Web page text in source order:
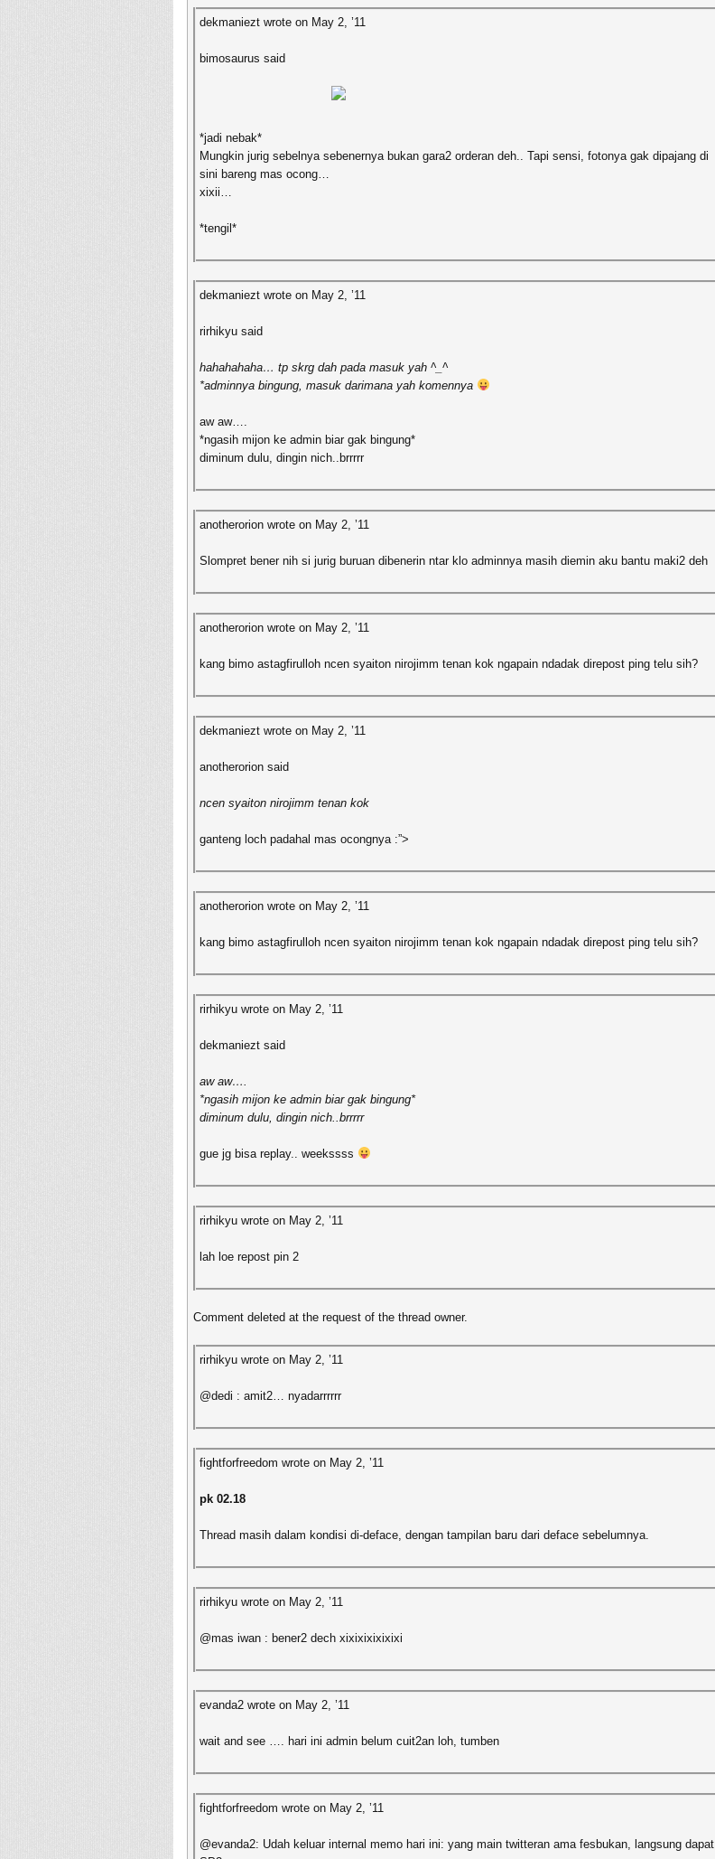
dekmaniezt wrote on May 2, ’11
bimosaurus said
*jadi nebak*
Mungkin jurig sebelnya sebenernya bukan gara2 orderan deh.. Tapi sensi, fotonya gak dipajang di
sini bareng mas ocong…
xixii…
*tengil*
dekmaniezt wrote on May 2, ’11
rirhikyu said
hahahahaha… tp skrg dah pada masuk yah ^_^
*adminnya bingung, masuk darimana yah komennya
aw aw….
*ngasih mijon ke admin biar gak bingung*
diminum dulu, dingin nich..brrrrr
anotherorion wrote on May 2, ’11
Slompret bener nih si jurig buruan dibenerin ntar klo adminnya masih diemin aku bantu maki2 deh
anotherorion wrote on May 2, ’11
kang bimo astagfirulloh ncen syaiton nirojimm tenan kok ngapain ndadak direpost ping telu sih?
dekmaniezt wrote on May 2, ’11
anotherorion said
ncen syaiton nirojimm tenan kok
ganteng loch padahal mas ocongnya :”>
anotherorion wrote on May 2, ’11
kang bimo astagfirulloh ncen syaiton nirojimm tenan kok ngapain ndadak direpost ping telu sih?
rirhikyu wrote on May 2, ’11
dekmaniezt said
aw aw….
*ngasih mijon ke admin biar gak bingung*
diminum dulu, dingin nich..brrrrr
gue jg bisa replay.. weekssss
rirhikyu wrote on May 2, ’11
lah loe repost pin 2
Comment deleted at the request of the thread owner.
rirhikyu wrote on May 2, ’11
@dedi : amit2… nyadarrrrrr
fightforfreedom wrote on May 2, ’11
pk 02.18
Thread masih dalam kondisi di-deface, dengan tampilan baru dari deface sebelumnya.
rirhikyu wrote on May 2, ’11
@mas iwan : bener2 dech xixixixixixixi
evanda2 wrote on May 2, ’11
wait and see …. hari ini admin belum cuit2an loh, tumben
fightforfreedom wrote on May 2, ’11
@evanda2: Udah keluar internal memo hari ini: yang main twitteran ama fesbukan, langsung dapat